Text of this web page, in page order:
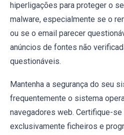
hiperligações para proteger o
malware, especialmente se o
ou se o email parecer
anúncios de fontes não
questionáveis.
Mantenha a segurança do seu
frequentemente o sistema
navegadores web. Certifique-
exclusivamente ficheiros e